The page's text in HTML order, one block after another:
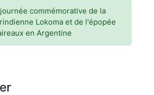
commémorative de la
Lokoma et de l'épopée
en Argentine